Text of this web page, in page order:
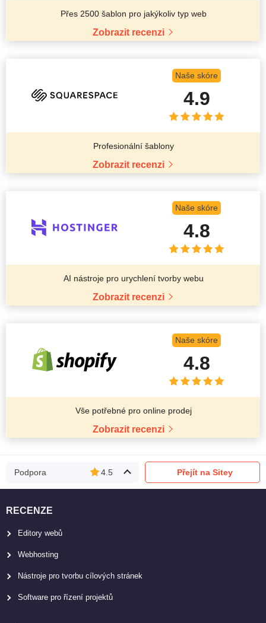
Přes 2500 šablon pro jakýkoliv typ web
Zobrazit recenzi
Naše skóre
4.9
Profesionální šablony
Zobrazit recenzi
Naše skóre
4.8
AI nástroje pro urychlení tvorby webu
Zobrazit recenzi
Naše skóre
4.8
Vše potřebné pro online prodej
Zobrazit recenzi
Podpora 4.5 Přejít na Sitey
RECENZE
Editory webů
Webhosting
Nástroje pro tvorbu cílových stránek
Software pro řízení projektů